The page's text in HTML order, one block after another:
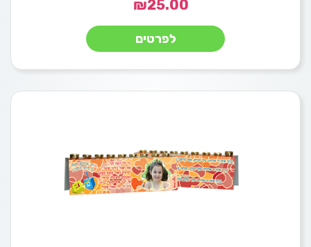
₪25.00
לפרטים